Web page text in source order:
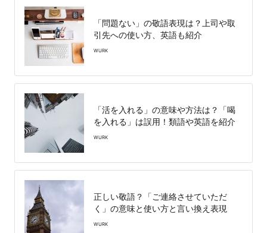
「問題ない」の敬語表現は？上司や取
引先への使い方、英語も紹介
WURK
「活を入れる」の意味や方法は？「喝
を入れる」は誤用！類語や英語を紹介
WURK
正しい敬語？「ご連絡させていただ
く」の意味と使い方と言い換え表現
WURK